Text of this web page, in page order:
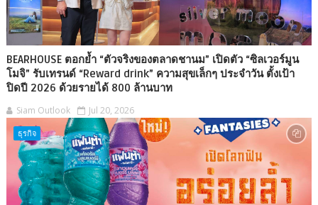
BEARHOUSE ตอกย้ำ “ตัวจริงของตลาดชานม” เปิดตัว “ซิลเวอร์มูน
โมจิ” รับเทรนด์ “Reward drink” ความสุขเล็กๆ ประจำวัน ตั้งเป้า
ปิดปี 2026 ด้วยรายได้ 800 ล้านบาท
Siam Outlook Jul 20, 2026
ธุรกิจ